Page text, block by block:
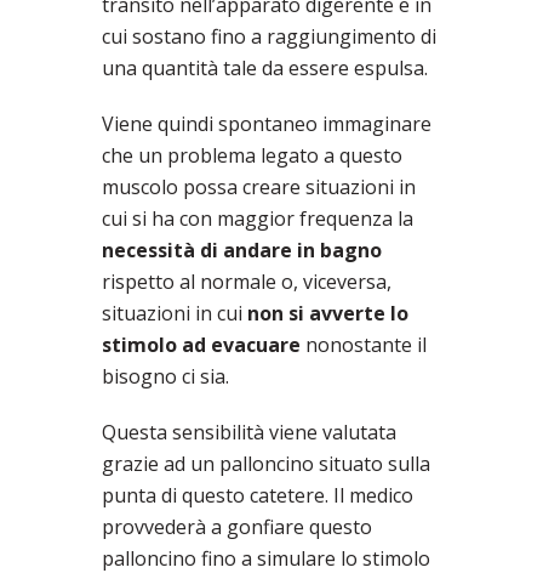
cui sostano fino a raggiungimento di
una quantità tale da essere espulsa.
Viene quindi spontaneo immaginare
che un problema legato a questo
muscolo possa creare situazioni in
cui si ha con maggior frequenza la
necessità di andare in bagno
rispetto al normale o, viceversa,
situazioni in cui non si avverte lo
stimolo ad evacuare nonostante il
bisogno ci sia.
Questa sensibilità viene valutata
grazie ad un palloncino situato sulla
punta di questo catetere. Il medico
provvederà a gonfiare questo
palloncino fino a simulare lo stimolo